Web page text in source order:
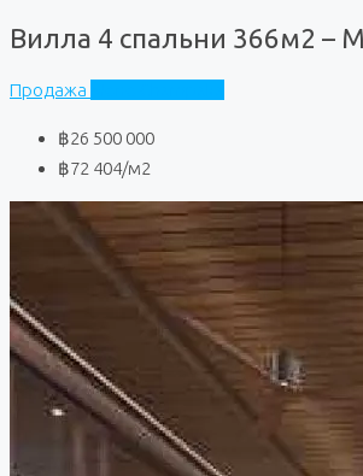
Вилла 4 спальни 366м2 –
Продажа
฿26 500 000
฿72 404/м2